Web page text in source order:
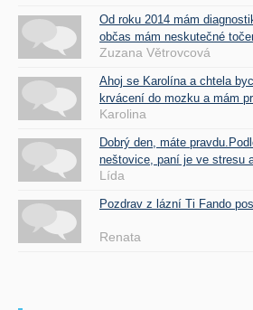
Od roku 2014 mám
občas mám neskutečné
Zuzana Větrovcová
Ahoj se Karolína a chtela
krvácení do mozku a mám
Karolina
Dobrý den, máte
neštovice, paní je ve stresu
Lída
Pozdrav z lázní Ti Fando
Renata